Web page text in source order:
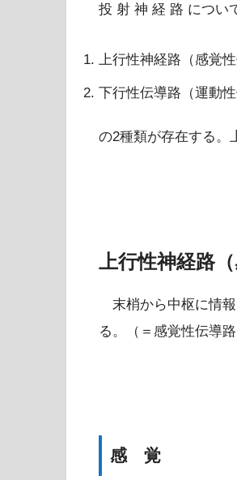
投 射 神 経 路 につい
上行性神経路（感覚
下行性伝導路（運動性
の2種類が存在する。
上行性神経路（
末梢から中枢に情報
る。（＝感覚性伝導路
感 覚